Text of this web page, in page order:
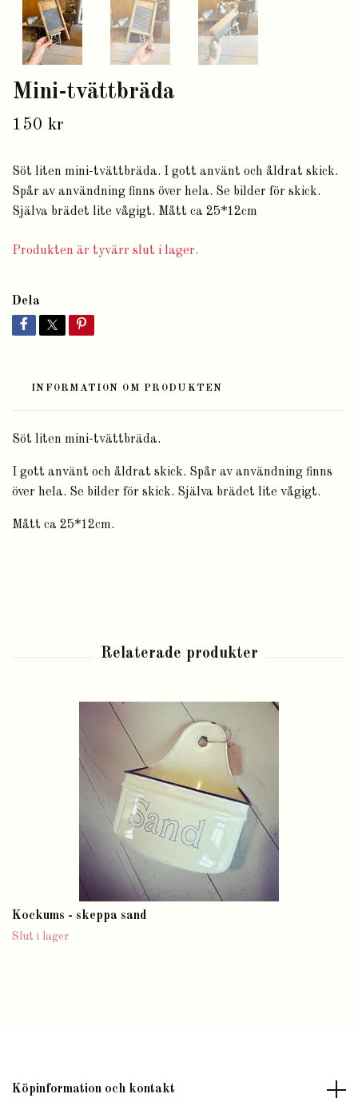
Mini-tvättbräda
150 kr
Söt liten mini-tvättbräda. I gott använt och åldrat skick.
Spår av användning finns över hela. Se bilder för skick.
Själva brädet lite vågigt. Mått ca 25*12cm
Produkten är tyvärr slut i lager.
Dela
INFORMATION OM PRODUKTEN
Söt liten mini-tvättbräda.
I gott använt och åldrat skick. Spår av användning finns
över hela. Se bilder för skick. Själva brädet lite vågigt.
Mått ca 25*12cm.
Kockums - skeppa sand
Slut i lager
Köpinformation och kontakt